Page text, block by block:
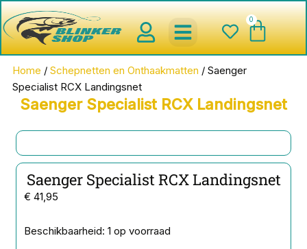
Ga
naar
de
inhoud
0
Home /Schepnetten en Onthaakmatten / Saenger
Specialist RCX Landingsnet
Saenger Specialist RCX Landingsnet
Saenger Specialist RCX Landingsnet
€ 41,95
Beschikbaarheid: 1 op voorraad
Saenger